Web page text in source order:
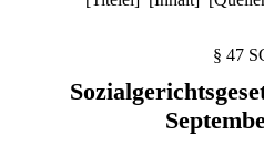
§ 47